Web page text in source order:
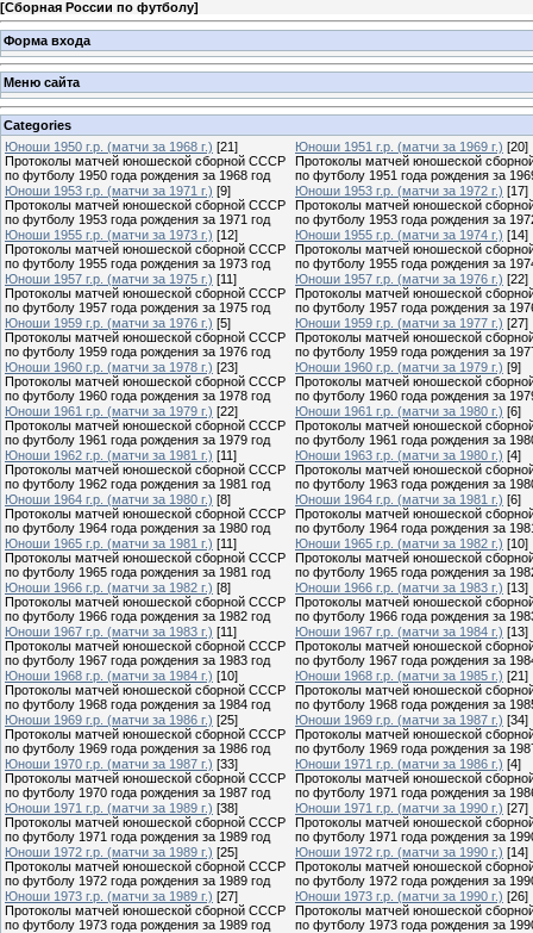
[Сборная России по футболу]
Форма входа
Меню сайта
Categories
Юноши 1950 г.р. (матчи за 1968 г.) [21]
Протоколы матчей юношеской сборной СССР
по футболу 1950 года рождения за 1968 год
Юноши 1951 г.р. (матчи за 1969 г.) [20]
Протоколы матчей юношеской
по футболу 1951 года рождения за
Юноши 1953 г.р. (матчи за 1971 г.) [9]
Протоколы матчей юношеской сборной СССР
по футболу 1953 года рождения за 1971 год
Юноши 1953 г.р. (матчи за 1972 г.) [17]
Протоколы матчей юношеской
по футболу 1953 года рождения за
Юноши 1955 г.р. (матчи за 1973 г.) [12]
Протоколы матчей юношеской сборной СССР
по футболу 1955 года рождения за 1973 год
Юноши 1955 г.р. (матчи за 1974 г.) [14]
Протоколы матчей юношеской
по футболу 1955 года рождения за
Юноши 1957 г.р. (матчи за 1975 г.) [11]
Протоколы матчей юношеской сборной СССР
по футболу 1957 года рождения за 1975 год
Юноши 1957 г.р. (матчи за 1976 г.) [22]
Протоколы матчей юношеской
по футболу 1957 года рождения за
Юноши 1959 г.р. (матчи за 1976 г.) [5]
Протоколы матчей юношеской сборной СССР
по футболу 1959 года рождения за 1976 год
Юноши 1959 г.р. (матчи за 1977 г.) [27]
Протоколы матчей юношеской
по футболу 1959 года рождения за
Юноши 1960 г.р. (матчи за 1978 г.) [23]
Протоколы матчей юношеской сборной СССР
по футболу 1960 года рождения за 1978 год
Юноши 1960 г.р. (матчи за 1979 г.) [9]
Протоколы матчей юношеской
по футболу 1960 года рождения за
Юноши 1961 г.р. (матчи за 1979 г.) [22]
Протоколы матчей юношеской сборной СССР
по футболу 1961 года рождения за 1979 год
Юноши 1961 г.р. (матчи за 1980 г.) [6]
Протоколы матчей юношеской
по футболу 1961 года рождения за
Юноши 1962 г.р. (матчи за 1981 г.) [11]
Протоколы матчей юношеской сборной СССР
по футболу 1962 года рождения за 1981 год
Юноши 1963 г.р. (матчи за 1980 г.) [4]
Протоколы матчей юношеской
по футболу 1963 года рождения за
Юноши 1964 г.р. (матчи за 1980 г.) [8]
Протоколы матчей юношеской сборной СССР
по футболу 1964 года рождения за 1980 год
Юноши 1964 г.р. (матчи за 1981 г.) [6]
Протоколы матчей юношеской
по футболу 1964 года рождения за
Юноши 1965 г.р. (матчи за 1981 г.) [11]
Протоколы матчей юношеской сборной СССР
по футболу 1965 года рождения за 1981 год
Юноши 1965 г.р. (матчи за 1982 г.) [10]
Протоколы матчей юношеской
по футболу 1965 года рождения за
Юноши 1966 г.р. (матчи за 1982 г.) [8]
Протоколы матчей юношеской сборной СССР
по футболу 1966 года рождения за 1982 год
Юноши 1966 г.р. (матчи за 1983 г.) [13]
Протоколы матчей юношеской
по футболу 1966 года рождения за
Юноши 1967 г.р. (матчи за 1983 г.) [11]
Протоколы матчей юношеской сборной СССР
по футболу 1967 года рождения за 1983 год
Юноши 1967 г.р. (матчи за 1984 г.) [13]
Протоколы матчей юношеской
по футболу 1967 года рождения за
Юноши 1968 г.р. (матчи за 1984 г.) [10]
Протоколы матчей юношеской сборной СССР
по футболу 1968 года рождения за 1984 год
Юноши 1968 г.р. (матчи за 1985 г.) [21]
Протоколы матчей юношеской
по футболу 1968 года рождения за
Юноши 1969 г.р. (матчи за 1986 г.) [25]
Протоколы матчей юношеской сборной СССР
по футболу 1969 года рождения за 1986 год
Юноши 1969 г.р. (матчи за 1987 г.) [34]
Протоколы матчей юношеской
по футболу 1969 года рождения за
Юноши 1970 г.р. (матчи за 1987 г.) [33]
Протоколы матчей юношеской сборной СССР
по футболу 1970 года рождения за 1987 год
Юноши 1971 г.р. (матчи за 1986 г.) [4]
Протоколы матчей юношеской
по футболу 1971 года рождения за
Юноши 1971 г.р. (матчи за 1989 г.) [38]
Протоколы матчей юношеской сборной СССР
по футболу 1971 года рождения за 1989 год
Юноши 1971 г.р. (матчи за 1990 г.) [27]
Протоколы матчей юношеской
по футболу 1971 года рождения за
Юноши 1972 г.р. (матчи за 1989 г.) [25]
Протоколы матчей юношеской сборной СССР
по футболу 1972 года рождения за 1989 год
Юноши 1972 г.р. (матчи за 1990 г.) [14]
Протоколы матчей юношеской
по футболу 1972 года рождения за
Юноши 1973 г.р. (матчи за 1989 г.) [27]
Протоколы матчей юношеской сборной СССР
по футболу 1973 года рождения за 1989 год
Юноши 1973 г.р. (матчи за 1990 г.) [26]
Протоколы матчей юношеской
по футболу 1973 года рождения за